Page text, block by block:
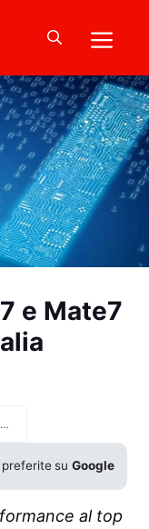
e Mate7
HUAWEI Ascend G7 e Mate7 in arrivo in Italia
preferite suGoogle
al top